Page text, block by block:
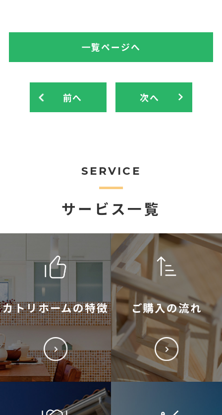
前へ
一覧ページへ
次へ
SERVICE
サービス一覧
カトリホームの特徴 ご購入の流れ